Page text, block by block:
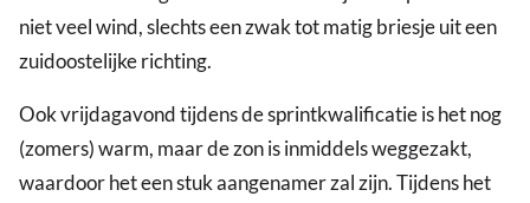
niet veel wind, slechts een zwak tot matig briesje uit een
zuidoostelijke richting.
Ook vrijdagavond tijdens de sprintkwalificatieis het nog
(zomers) warm, maar de zon is inmiddels weggezakt,
waardoor het een stuk aangenamer zal zijn. Tijdens het